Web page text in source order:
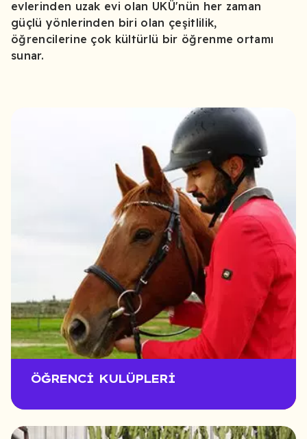
evlerinden uzak evi olan UKÜ'nün her zaman
güçlü yönlerinden biri olan çeşitlilik,
öğrencilerine çok kültürlü bir öğrenme ortamı
sunar.
ÖĞRENCI KULÜPLERI